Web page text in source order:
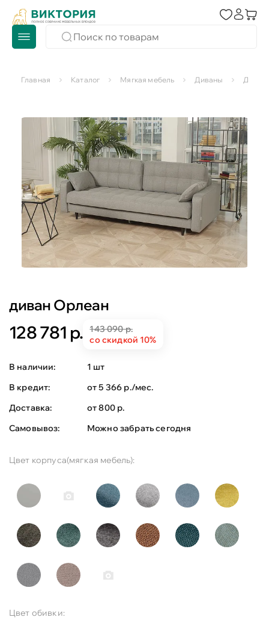
Главная Каталог Мягкая мебель Диваны
диван Орлеан
128 781 р.
143 090 р.
со скидкой 10%
В наличии:
1 шт
В кредит:
от 5 366 р./мес.
Доставка:
от 800 р.
Самовывоз:
Можно забрать сегодня
Цвет корпуса(мягкая мебель):
Цвет обивки: